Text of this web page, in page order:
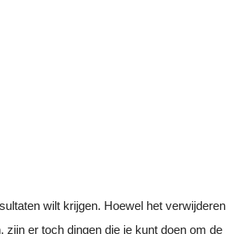
wilt krijgen. Hoewel het verwijderen
er toch dingen die je kunt doen om de